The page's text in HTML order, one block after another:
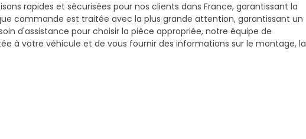
rapides et sécurisées pour nos clients dans France, garantissant la
commande est traitée avec la plus grande attention, garantissant un
d'assistance pour choisir la pièce appropriée, notre équipe de
à votre véhicule et de vous fournir des informations sur le montage, la